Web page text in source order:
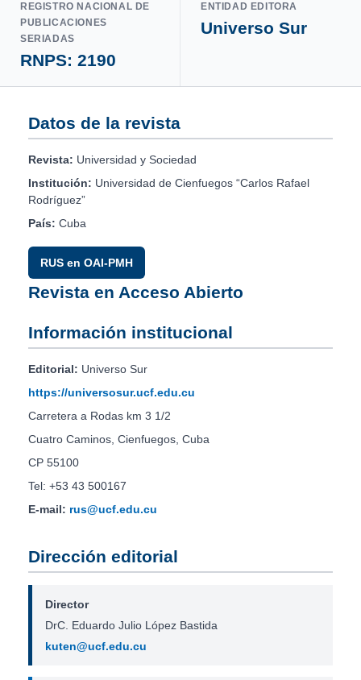
REGISTRO NACIONAL DE
PUBLICACIONES
SERIADAS
RNPS: 2190
ENTIDAD EDITORA
Universo Sur
Datos de la revista
Revista: Universidad y Sociedad
Institución: Universidad de Cienfuegos “Carlos Rafael
Rodríguez”
País: Cuba
RUS en OAI-PMH
Revista en Acceso Abierto
Información institucional
Editorial: Universo Sur
https://universosur.ucf.edu.cu
Carretera a Rodas km 3 1/2
Cuatro Caminos, Cienfuegos, Cuba
CP 55100
Tel: +53 43 500167
E-mail: rus@ucf.edu.cu
Dirección editorial
Director
DrC. Eduardo Julio López Bastida
kuten@ucf.edu.cu